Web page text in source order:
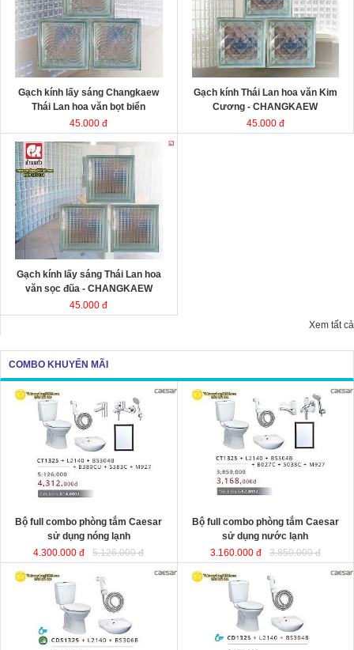
kính Thái Lan
Kích thước
Đóng gói
Gạch kính lấy sáng Changkaew
Thái Lan hoa văn bọt biển
45.000 đ
kính Thái Lan
Kích thước
Đóng gói
Gạch kính Thái Lan hoa văn Kim
Cương - CHANGKAEW
45.000 đ
Gạch kính lấy sáng Changkaew
gạch
kính Thái Lan
Kích thước
Đóng gói
Gạch kính lấy sáng Thái Lan hoa
văn sọc đũa - CHANGKAEW
45.000 đ
Xem tất cả
COMBO KHUYẾN MÃI
Bộ full combo phòng tắm Caesar
sử dụng nóng lạnh
4.300.000 đ
5.126.000 đ
Bộ full combo phòng tắm Caesar
sử dụng nước lạnh
3.160.000 đ
3.850.000 đ